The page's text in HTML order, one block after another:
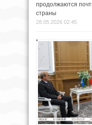
продолжаются
страны
28.05.2026 02:45